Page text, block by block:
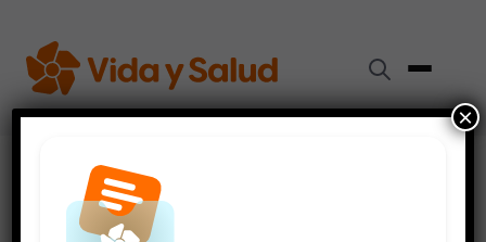
filtro solar
2 artículos
×